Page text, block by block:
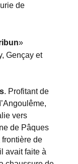
de
»
Gençay et
. Profitant de
vers
de Pâques
frontière de
avait faite à